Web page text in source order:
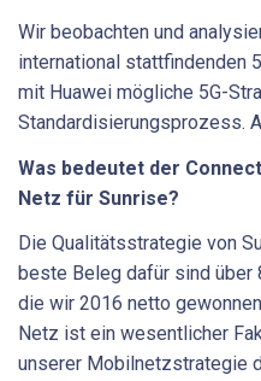
Wir beobachten und
international stattfindenden
mit Huawei mögliche 5G-
Standardisierungsprozess.
Was bedeutet der
Netz für Sunrise?
Die Qualitätsstrategie von
beste Beleg dafür sind über
die wir 2016 netto
Netz ist ein wesentlicher
unserer Mobilnetzstrategie